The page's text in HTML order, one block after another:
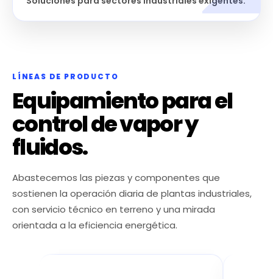
LÍNEAS DE PRODUCTO
Equipamiento para el
control de vapor y
fluidos.
Abastecemos las piezas y componentes que
sostienen la operación diaria de plantas industriales,
con servicio técnico en terreno y una mirada
orientada a la eficiencia energética.